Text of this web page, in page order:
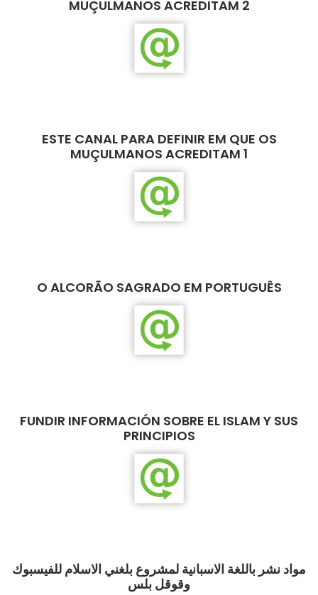
MUÇULMANOS ACREDITAM 2
ESTE CANAL PARA DEFINIR EM QUE OS
MUÇULMANOS ACREDITAM 1
O ALCORÃO SAGRADO EM PORTUGUÊS
FUNDIR INFORMACIÓN SOBRE EL ISLAM Y SUS
PRINCIPIOS
مواد نشر باللغة الاسبانية لمشروع بلغني الاسلام للفيسبوك
وقوقل بلس